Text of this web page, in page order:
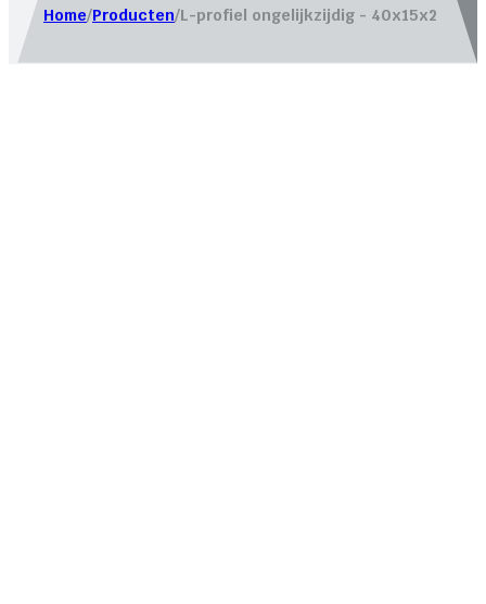
Home/Producten/L-profiel ongelijkzijdig - 40x15x2